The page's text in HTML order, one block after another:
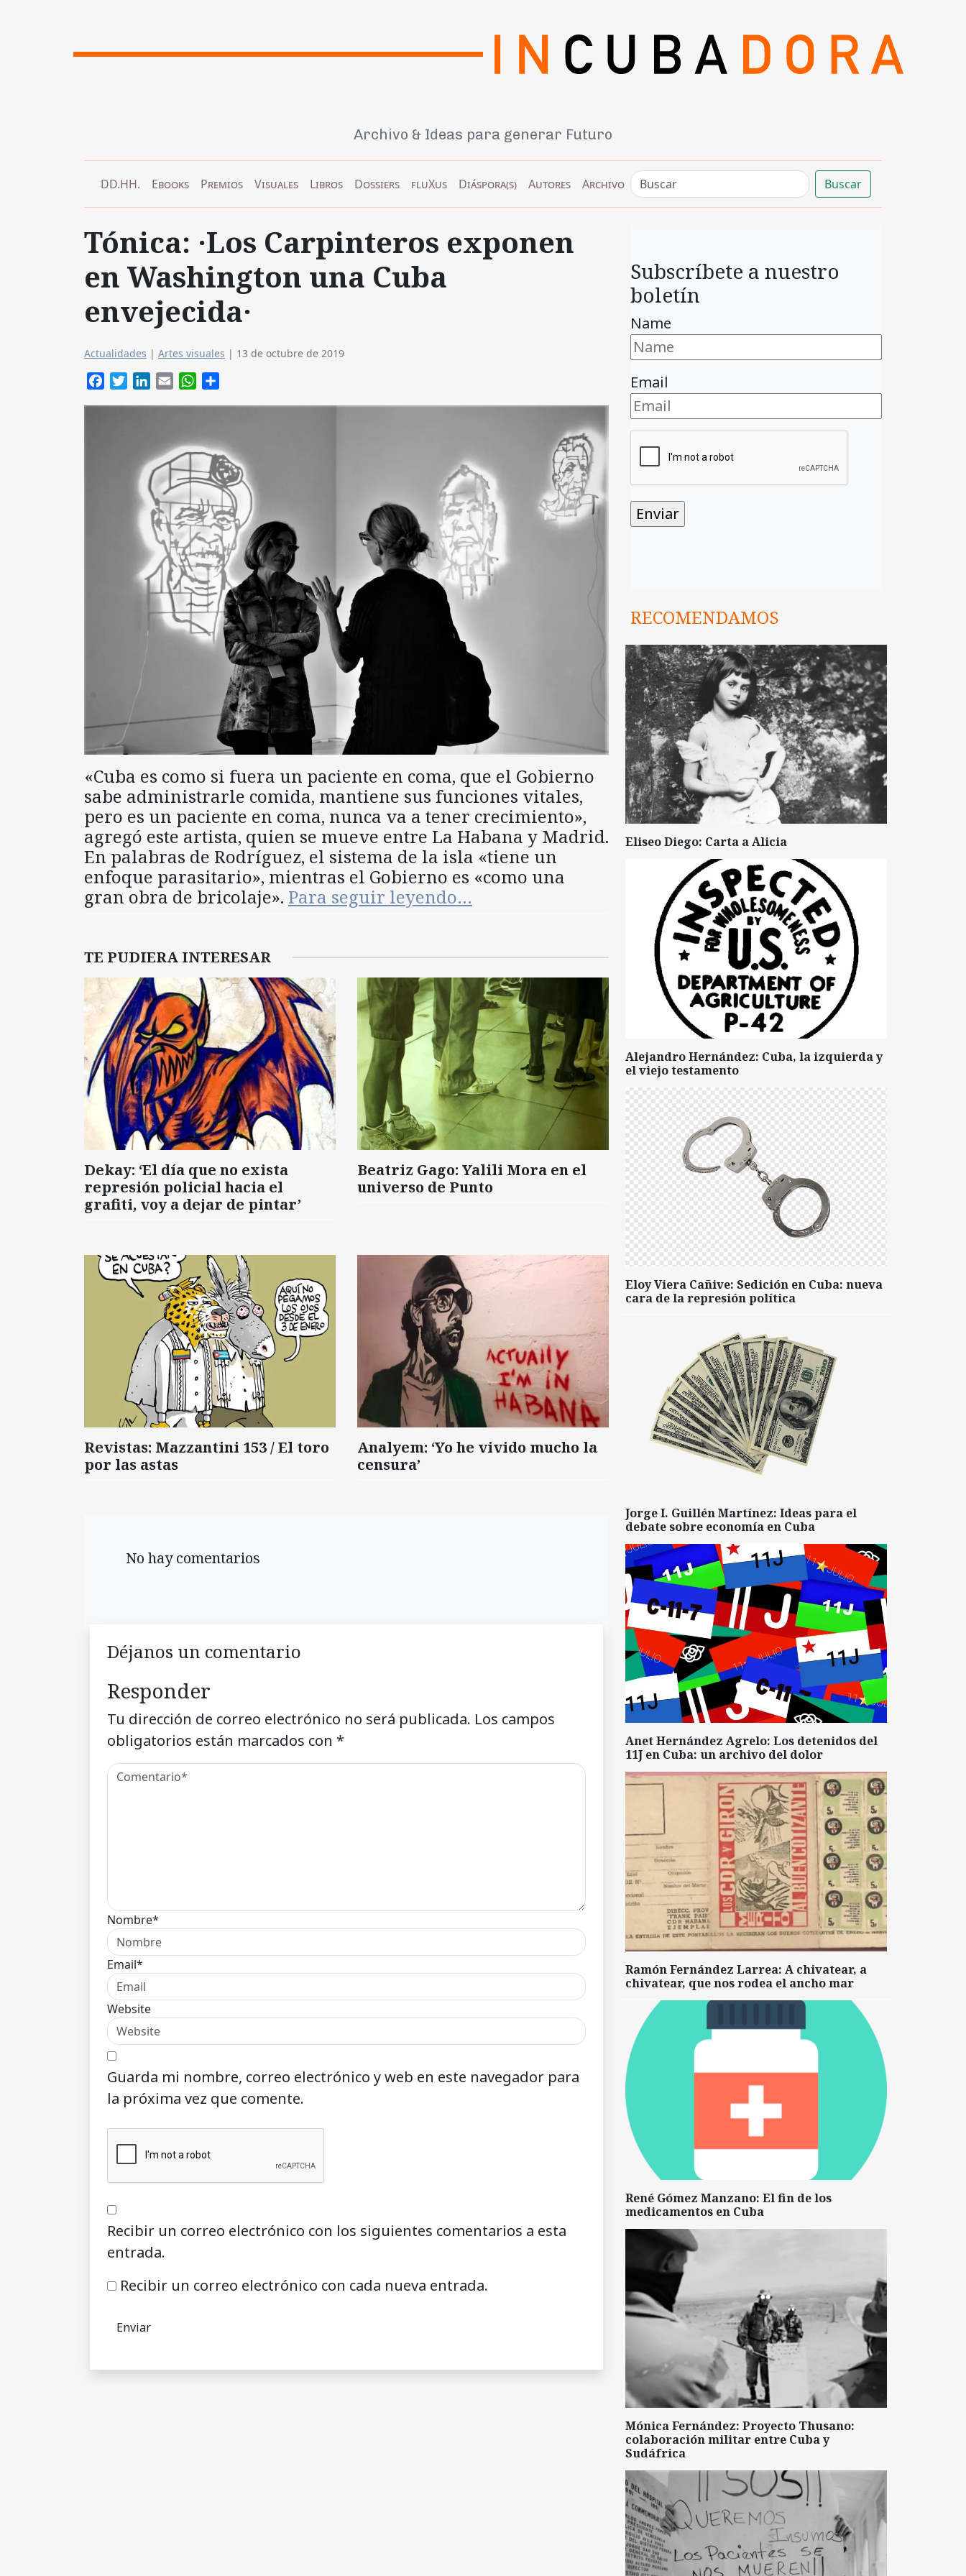
Archivo & Ideas para generar Futuro
DD.HH. Ebooks Premios Visuales Libros Dossiers fluXus Diáspora(s) Autores Archivo Buscar
Tónica: ·Los Carpinteros exponen
en Washington una Cuba
envejecida·
Actualidades | Artes visuales | 13 de octubre de 2019
FacebookTwitterLinkedIn
Email WhatsApp
«Cuba es como si fuera un paciente en coma, que el Gobierno
sabe administrarle comida, mantiene sus funciones vitales,
pero es un paciente en coma, nunca va a tener crecimiento»,
agregó este artista, quien se mueve entre La Habana y Madrid.
En palabras de Rodríguez, el sistema de la isla «tiene un
enfoque parasitario», mientras el Gobierno es «como una
gran obra de bricolaje». Para seguir leyendo…
TE PUDIERA INTERESAR
Dekay: ‘El día que no exista
represión policial hacia el
grafiti, voy a dejar de pintar’
Beatriz Gago: Yalili Mora en el
universo de Punto
Revistas: Mazzantini 153 / El toro
por las astas
Analyem: ‘Yo he vivido mucho la
censura’
No hay comentarios
Déjanos un comentario
Responder
Tu dirección de correo electrónico no será publicada. Los campos
obligatorios están marcados con *
Nombre*
Email*
Website
Guarda mi nombre, correo electrónico y web en este navegador para
la próxima vez que comente.
Recibir un correo electrónico con los siguientes comentarios a esta
entrada.
Recibir un correo electrónico con cada nueva entrada.
Subscríbete a nuestro
boletín
Name
Email
RECOMENDAMOS
Eliseo Diego: Carta a Alicia
Alejandro Hernández: Cuba, la izquierda y
el viejo testamento
Eloy Viera Cañive: Sedición en Cuba: nueva
cara de la represión política
Jorge I. Guillén Martínez: Ideas para el
debate sobre economía en Cuba
Anet Hernández Agrelo: Los detenidos del
11J en Cuba: un archivo del dolor
Ramón Fernández Larrea: A chivatear, a
chivatear, que nos rodea el ancho mar
René Gómez Manzano: El fin de los
medicamentos en Cuba
Mónica Fernández: Proyecto Thusano:
colaboración militar entre Cuba y
Sudáfrica